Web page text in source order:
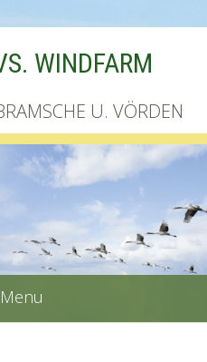
WINDFARM
U. VÖRDEN
Menu